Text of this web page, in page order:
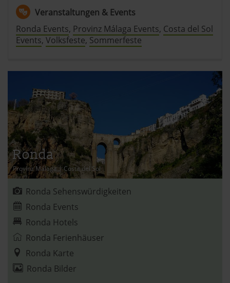
Veranstaltungen & Events
Ronda Events, Provinz Málaga Events, Costa del Sol
Events, Volksfeste, Sommerfeste
Ronda
Provinz Málaga|Costa del Sol
Ronda Sehenswürdigkeiten
Ronda Events
Ronda Hotels
Ronda Ferienhäuser
Ronda Karte
Ronda Bilder